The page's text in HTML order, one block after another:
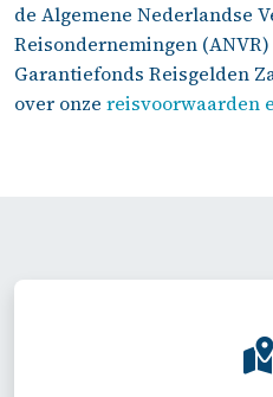
de Algemene Nederlandse
Reisondernemingen
Garantiefonds Reisgelden
over onze reisvoorwaarden